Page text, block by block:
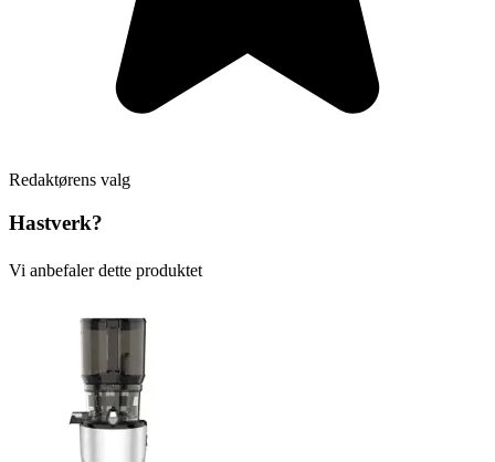
Redaktørens valg
Hastverk?
Vi anbefaler dette produktet